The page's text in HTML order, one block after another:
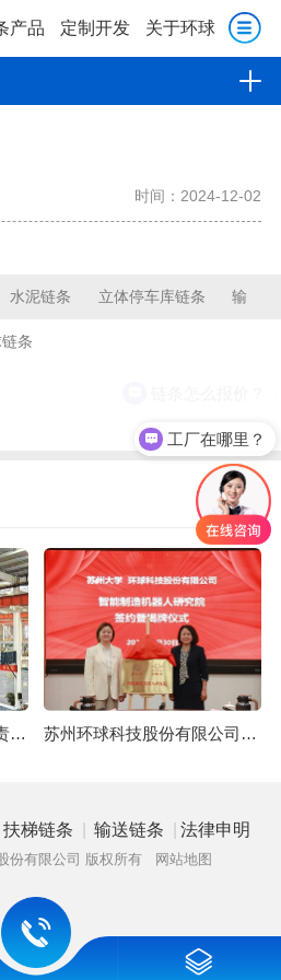
产品 定制开发 关于环球
时间：2024-12-02
水泥链条 立体停车库链条 输
条
更多
环球传动2025年年度社会责任报告 苏州环球科技股份有限公司与苏州大学共建智能制造机器人研究院
扶梯链条 | 输送链条 | 法律申明
份有限公司 版权所有 网站地图
工厂在哪里？